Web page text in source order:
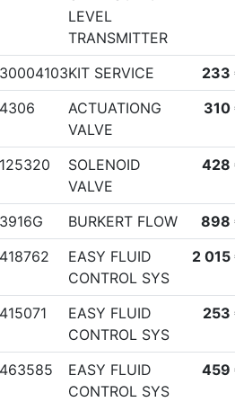
LEVEL
TRANSMITTER
KIT SERVICE
233
ACTUATIONG
VALVE
310
SOLENOID
VALVE
428
BURKERT FLOW
898
EASY FLUID
CONTROL SYS
2 015
EASY FLUID
CONTROL SYS
253
EASY FLUID
CONTROL SYS
459